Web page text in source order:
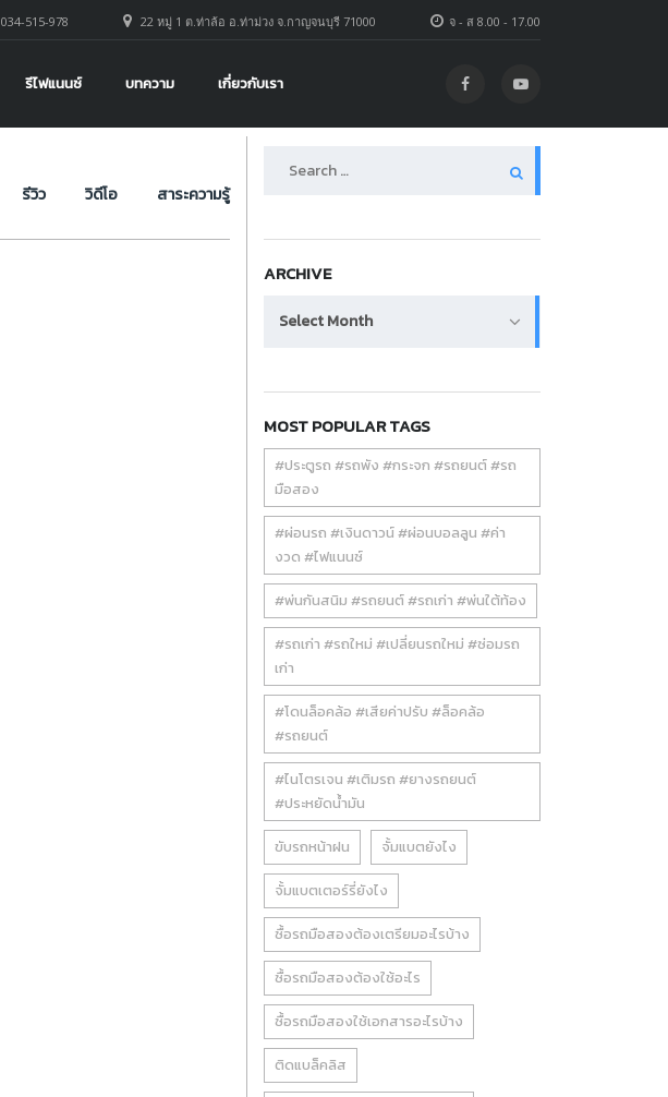
จ - ส 8.00 - 17.00
22 หมู่ 1 ต.ท่าล้อ อ.ท่าม่วง จ.กาญจนบุรี 71000
034-515-978
รีไฟแนนซ์ บทความ เกี่ยวกับเรา
รีวิว วิดีโอ สาระความรู้
ARCHIVE
Select Month
MOST POPULAR TAGS
#ประตูรถ #รถพัง #กระจก #รถยนต์ #รถ
มือสอง
#ผ่อนรถ #เงินดาวน์ #ผ่อนบอลลูน #ค่า
งวด #ไฟแนนซ์
#พ่นกันสนิม #รถยนต์ #รถเก่า #พ่นใต้ท้อง
#รถเก่า #รถใหม่ #เปลี่ยนรถใหม่ #ซ่อมรถ
เก่า
#โดนล็อคล้อ #เสียค่าปรับ #ล็อคล้อ
#รถยนต์
#ไนโตรเจน #เติมรถ #ยางรถยนต์
#ประหยัดน้ำมัน
ขับรถหน้าฝน จั้มแบตยังไง
จั้มแบตเตอร์รี่ยังไง
ซื้อรถมือสองต้องเตรียมอะไรบ้าง
ซื้อรถมือสองต้องใช้อะไร
ซื้อรถมือสองใช้เอกสารอะไรบ้าง
ติดแบล็คลิส